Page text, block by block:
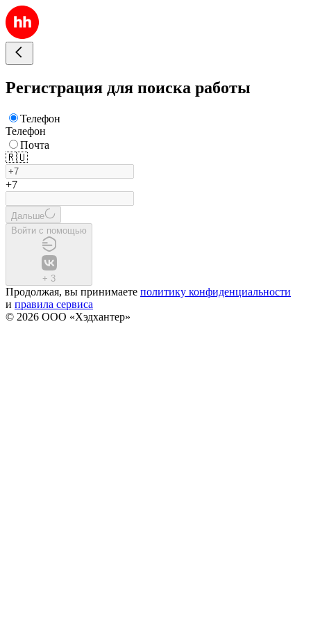
Регистрация для поиска работы
Телефон
Телефон
Почта
🇷🇺
+7
Дальше
Войти с помощью
+ 3
Продолжая, вы принимаете политику конфиденциальности
и правила сервиса
© 2026 ООО «Хэдхантер»